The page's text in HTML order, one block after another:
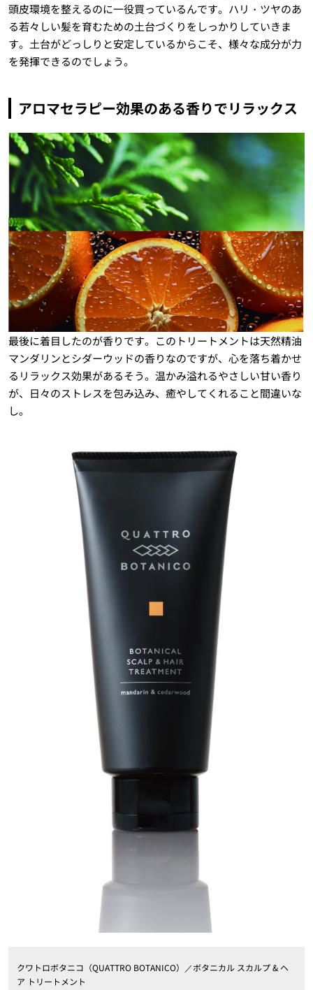
頭皮環境を整えるのに一役買っているんです。ハリ・ツヤのあ
る若々しい髪を育むための土台づくりをしっかりしていきま
す。土台がどっしりと安定しているからこそ、様々な成分が力
を発揮できるのでしょう。
アロマセラピー効果のある香りでリラックス
最後に着目したのが香りです。このトリートメントは天然精油
マンダリンとシダーウッドの香りなのですが、心を落ち着かせ
るリラックス効果があるそう。温かみ溢れるやさしい甘い香り
が、日々のストレスを包み込み、癒やしてくれること間違いな
し。
クワトロボタニコ（QUATTRO BOTANICO）／ボタニカル スカルプ & ヘ
ア トリートメント